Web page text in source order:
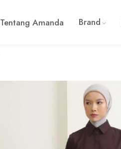
Tentang Amanda Brand